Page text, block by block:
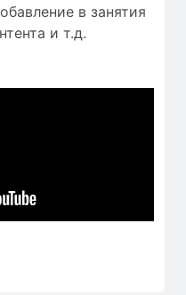
в занятия
и т.д.